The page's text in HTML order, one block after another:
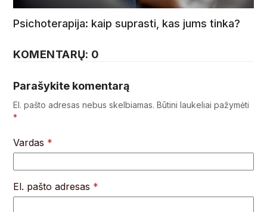
Psichoterapija: kaip suprasti, kas jums tinka?
KOMENTARŲ: 0
Parašykite komentarą
El. pašto adresas nebus skelbiamas. Būtini laukeliai pažymėti
*
Vardas *
El. pašto adresas *